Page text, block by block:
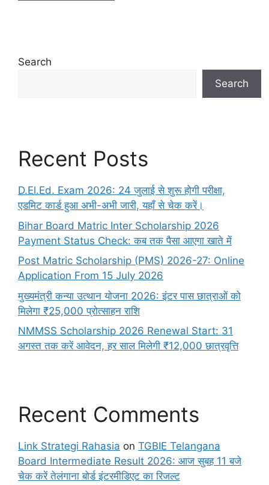
Search
Search
Recent Posts
D.El.Ed. Exam 2026: 24 जुलाई से शुरू होगी परीक्षा,
एडमिट कार्ड हुआ अभी-अभी जारी, यहाँ से चेक करें।
Bihar Board Matric Inter Scholarship 2026
Payment Status Check: कब तक पैसा आएगा खाते में
Post Matric Scholarship (PMS) 2026-27: Online
Application From 15 July 2026
मुख्यमंत्री कन्या उत्थान योजना 2026: इंटर पास छात्राओं को
मिलेगा ₹25,000 प्रोत्साहन राशि
NMMSS Scholarship 2026 Renewal Start: 31
अगस्त तक करें आवेदन, हर साल मिलेगी ₹12,000 छात्रवृत्ति
Recent Comments
Link Strategi Rahasia on TGBIE Telangana
Board Intermediate Result 2026: आज सुबह 11 बजे
चेक करें तेलंगाना बोर्ड इंटरमीडिएट का रिजल्ट